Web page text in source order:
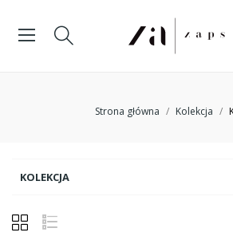
Strona główna Kolekcja
KOLEKCJA